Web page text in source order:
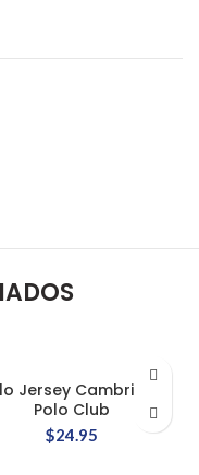
Jersey Cambridge
Polo Club
$24.95